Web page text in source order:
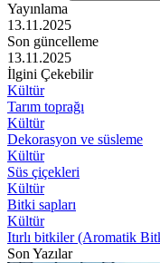
Yayınlama
13.11.2025
Son güncelleme
13.11.2025
İlgini Çekebilir
Kültür
Tarım toprağı
Kültür
Dekorasyon ve süsleme
Kültür
Süs çiçekleri
Kültür
Bitki sapları
Kültür
Itırlı bitkiler (Aromatik
Son Yazılar